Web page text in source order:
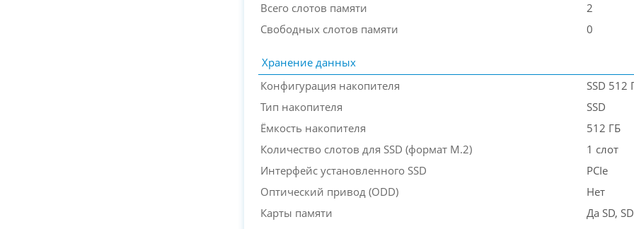
Всего слотов памяти
2
Свободных слотов памяти
0
Хранение данных
Конфигурация накопителя
SSD 512
Тип накопителя
SSD
Ёмкость накопителя
512 ГБ
Количество слотов для SSD (формат M.2)
1 слот
Интерфейс установленного SSD
PCIe
Оптический привод (ODD)
Нет
Карты памяти
Да SD,